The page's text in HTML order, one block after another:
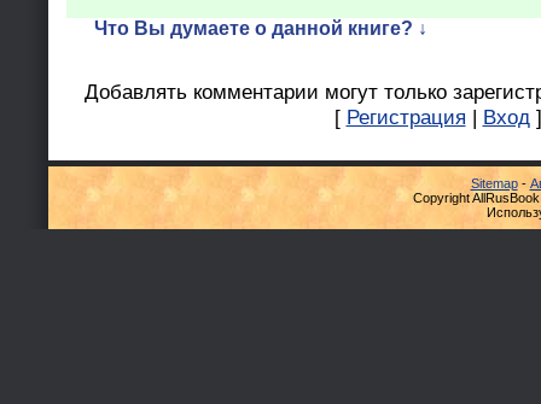
Что Вы думаете о данной книге? ↓
Добавлять комментарии могут только
[ Регистрация | Вход ]
Sitemap-
Copyright